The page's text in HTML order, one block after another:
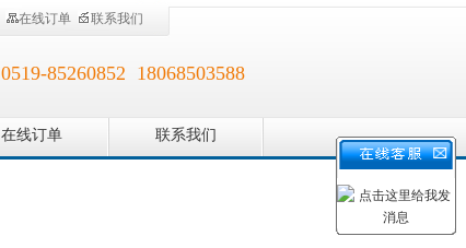
在线订单 联系我们
0519-85260852 18068503588
在线订单 联系我们